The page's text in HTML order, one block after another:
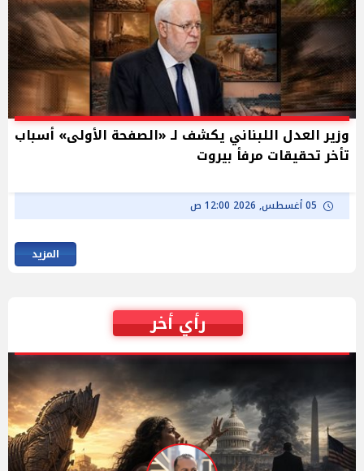
وزير العدل اللبناني يكشف لـ «الصفحة الأولى» أسباب
تأخر تحقيقات مرفأ بيروت
05 أغسطس, 2026 12:00 ص
المزيد
رأي أخر